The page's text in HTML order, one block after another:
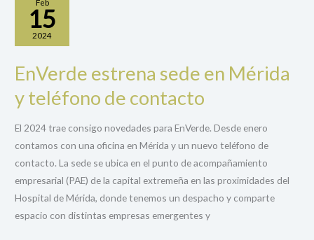
15
2024
EnVerde estrena sede en Mérida
y teléfono de contacto
El 2024 trae consigo novedades para EnVerde. Desde enero
contamos con una oficina en Mérida y un nuevo teléfono de
contacto. La sede se ubica en el punto de acompañamiento
empresarial (PAE) de la capital extremeña en las proximidades del
Hospital de Mérida, donde tenemos un despacho y comparte
espacio con distintas empresas emergentes y
EnVerde
sede